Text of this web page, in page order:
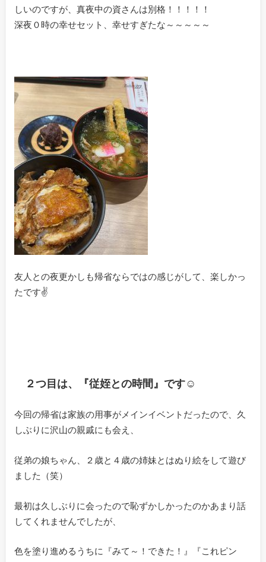
しいのですが、真夜中の資さんは別格！！！！！
深夜０時の幸せセット、幸せすぎたな～～～～～
友人との夜更かしも帰省ならではの感じがして、楽しかっ
たです✌
２つ目は、『従姪との時間』です☺
今回の帰省は家族の用事がメインイベントだったので、久
しぶりに沢山の親戚にも会え、
従弟の娘ちゃん、２歳と４歳の姉妹とはぬり絵をして遊び
ました（笑）
最初は久しぶりに会ったので恥ずかしかったのかあまり話
してくれませんでしたが、
色を塗り進めるうちに『みて～！できた！』『これピン